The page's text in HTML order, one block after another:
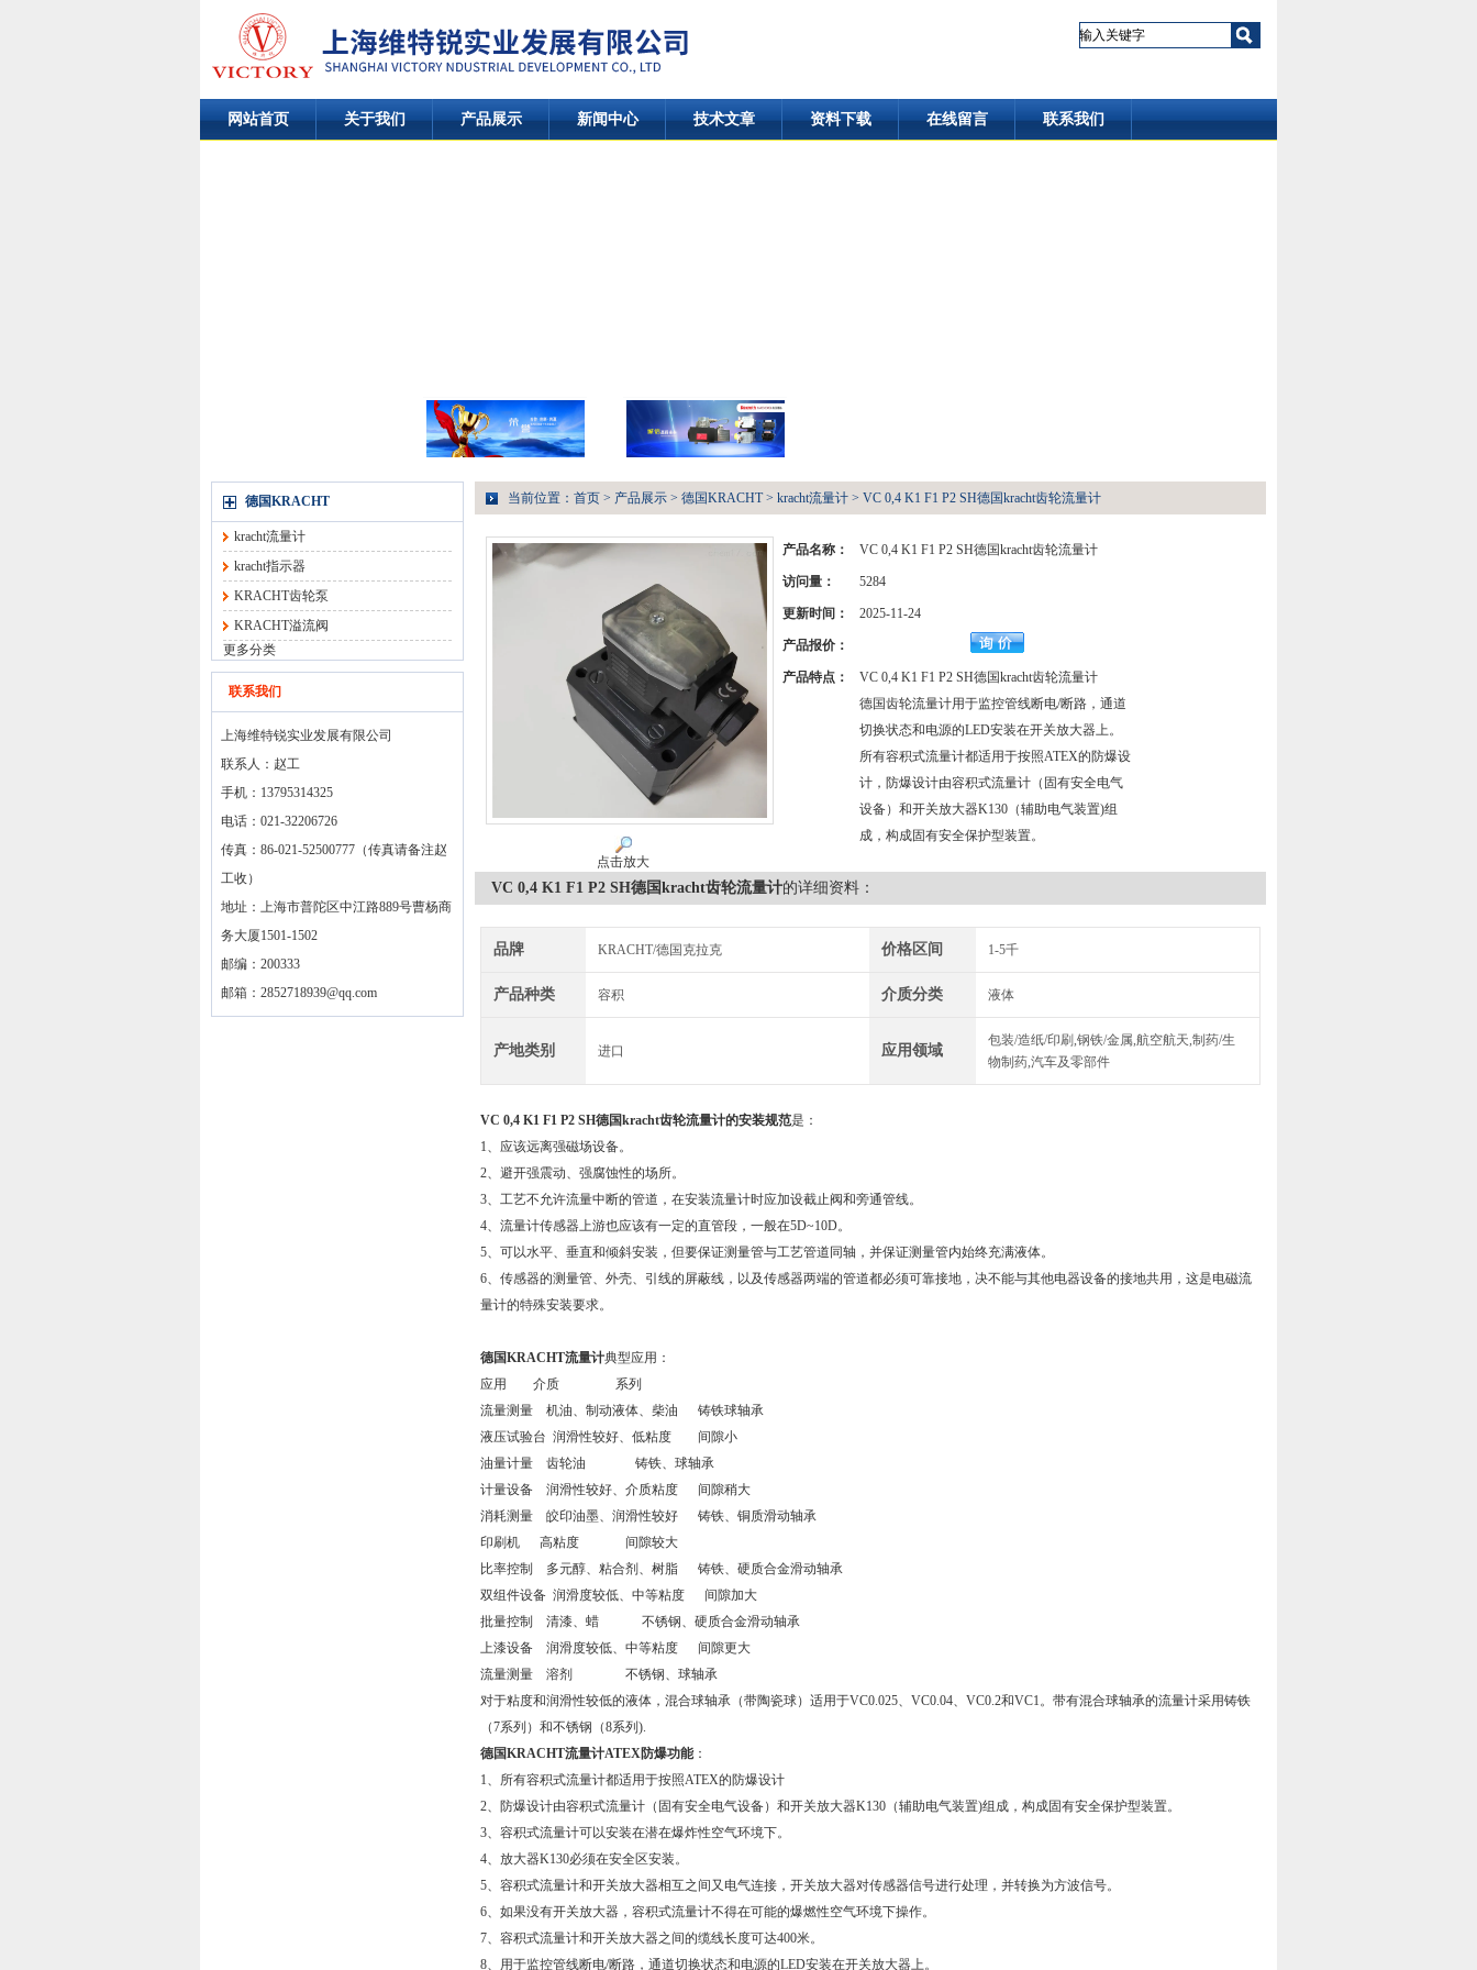
网站首页 关于我们 产品展示 新闻中心 技术文章 资料下载 在线留言 联系我们
德国KRACHT
kracht流量计
kracht指示器
KRACHT齿轮泵
KRACHT溢流阀
更多分类
联系我们
上海维特锐实业发展有限公司
联系人：赵工
手机：13795314325
电话：021-32206726
传真：86-021-52500777（传真请备注赵
工收）
地址：上海市普陀区中江路889号曹杨商
务大厦1501-1502
邮编：200333
邮箱： 2852718939@qq.com
当前位置： 首页 > 产品展示 > 德国KRACHT> kracht流量计 > VC 0,4 K1 F1 P2 SH德国kracht齿轮流量计
点击放大
产品名称： VC 0,4 K1 F1 P2 SH德国kracht齿轮流量计
访问量： 5284
更新时间： 2025-11-24
产品报价：
产品特点：
VC 0,4 K1 F1 P2 SH德国kracht齿轮流量计
德国齿轮流量计用于监控管线断电/断路，通道
切换状态和电源的LED安装在开关放大器上。
所有容积式流量计都适用于按照ATEX的防爆设
计，防爆设计由容积式流量计（固有安全电气
设备）和开关放大器K130（辅助电气装置)组
成，构成固有安全保护型装置。
VC 0,4 K1 F1 P2 SH德国kracht齿轮流量计的详细资料：
品牌 KRACHT/德国克拉克 价格区间 1-5千
产品种类 容积 介质分类 液体
产地类别 进口 应用领域
包装/造纸/印刷,钢铁/金属,航空航天,制药/生
物制药,汽车及零部件
VC 0,4 K1 F1 P2 SH德国kracht齿轮流量计的安装规范是：
1、应该远离强磁场设备。
2、避开强震动、强腐蚀性的场所。
3、工艺不允许流量中断的管道，在安装流量计时应加设截止阀和旁通管线。
4、流量计传感器上游也应该有一定的直管段，一般在5D~10D。
5、可以水平、垂直和倾斜安装，但要保证测量管与工艺管道同轴，并保证测量管内始终充满液体。
6、传感器的测量管、外壳、引线的屏蔽线，以及传感器两端的管道都必须可靠接地，决不能与其他电器设备的接地共用，这是电磁流
量计的特殊安装要求。
德国KRACHT流量计典型应用：
应用 介质 系列
流量测量 机油、制动液体、柴油 铸铁球轴承
液压试验台 润滑性较好、低粘度 间隙小
油量计量 齿轮油 铸铁、球轴承
计量设备 润滑性较好、介质粘度 间隙稍大
消耗测量 皎印油墨、润滑性较好 铸铁、铜质滑动轴承
印刷机 高粘度 间隙较大
比率控制 多元醇、粘合剂、树脂 铸铁、硬质合金滑动轴承
双组件设备 润滑度较低、中等粘度 间隙加大
批量控制 清漆、蜡 不锈钢、硬质合金滑动轴承
上漆设备 润滑度较低、中等粘度 间隙更大
流量测量 溶剂 不锈钢、球轴承
对于粘度和润滑性较低的液体，混合球轴承（带陶瓷球）适用于VC0.025、VC0.04、VC0.2和VC1。带有混合球轴承的流量计采用铸铁
（7系列）和不锈钢（8系列).
德国KRACHT流量计ATEX防爆功能：
1、所有容积式流量计都适用于按照ATEX的防爆设计
2、防爆设计由容积式流量计（固有安全电气设备）和开关放大器K130（辅助电气装置)组成，构成固有安全保护型装置。
3、容积式流量计可以安装在潜在爆炸性空气环境下。
4、放大器K130必须在安全区安装。
5、容积式流量计和开关放大器相互之间又电气连接，开关放大器对传感器信号进行处理，并转换为方波信号。
6、如果没有开关放大器，容积式流量计不得在可能的爆燃性空气环境下操作。
7、容积式流量计和开关放大器之间的缆线长度可达400米。
8、用于监控管线断电/断路，通道切换状态和电源的LED安装在开关放大器上。